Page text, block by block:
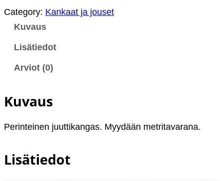
t
s
m
ä
Category: Kankaat ja jouset
Kuvaus
Lisätiedot
Arviot (0)
Kuvaus
Perinteinen juuttikangas. Myydään metritavarana.
Lisätiedot